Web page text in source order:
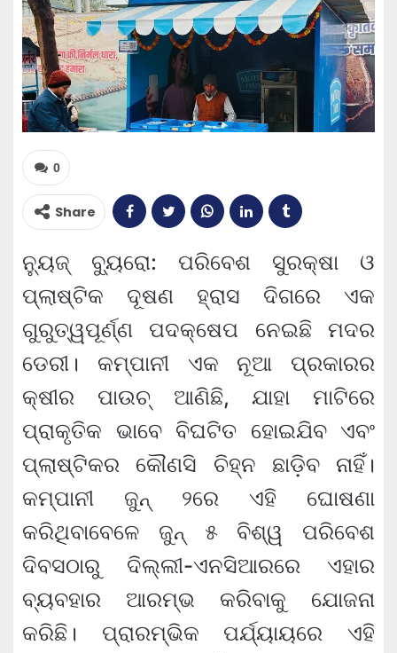
0
Share
ନ୍ୟୁଜ୍ ବ୍ୟୁରୋ: ପରିବେଶ ସୁରକ୍ଷା ଓ
ପ୍ଲାଷ୍ଟିକ ଦୂଷଣ ହ୍ରାସ ଦିଗରେ ଏକ
ଗୁରୁତ୍ୱପୂର୍ଣ୍ଣ ପଦକ୍ଷେପ ନେଇଛି ମଦର
ଡେରୀ। କମ୍ପାନୀ ଏକ ନୂଆ ପ୍ରକାରର
କ୍ଷୀର ପାଉଚ୍ ଆଣିଛି, ଯାହା ମାଟିରେ
ପ୍ରାକୃତିକ ଭାବେ ବିଘଟିତ ହୋଇଯିବ ଏବଂ
ପ୍ଲାଷ୍ଟିକର କୌଣସି ଚିହ୍ନ ଛାଡ଼ିବ ନାହିଁ।
କମ୍ପାନୀ ଜୁନ୍ ୨ରେ ଏହି ଘୋଷଣା
କରିଥିବାବେଳେ ଜୁନ୍ ୫ ବିଶ୍ୱ ପରିବେଶ
ଦିବସଠାରୁ ଦିଲ୍ଲୀ-ଏନସିଆରରେ ଏହାର
ବ୍ୟବହାର ଆରମ୍ଭ କରିବାକୁ ଯୋଜନା
କରିଛି। ପ୍ରାରମ୍ଭିକ ପର୍ଯ୍ୟାୟରେ ଏହି